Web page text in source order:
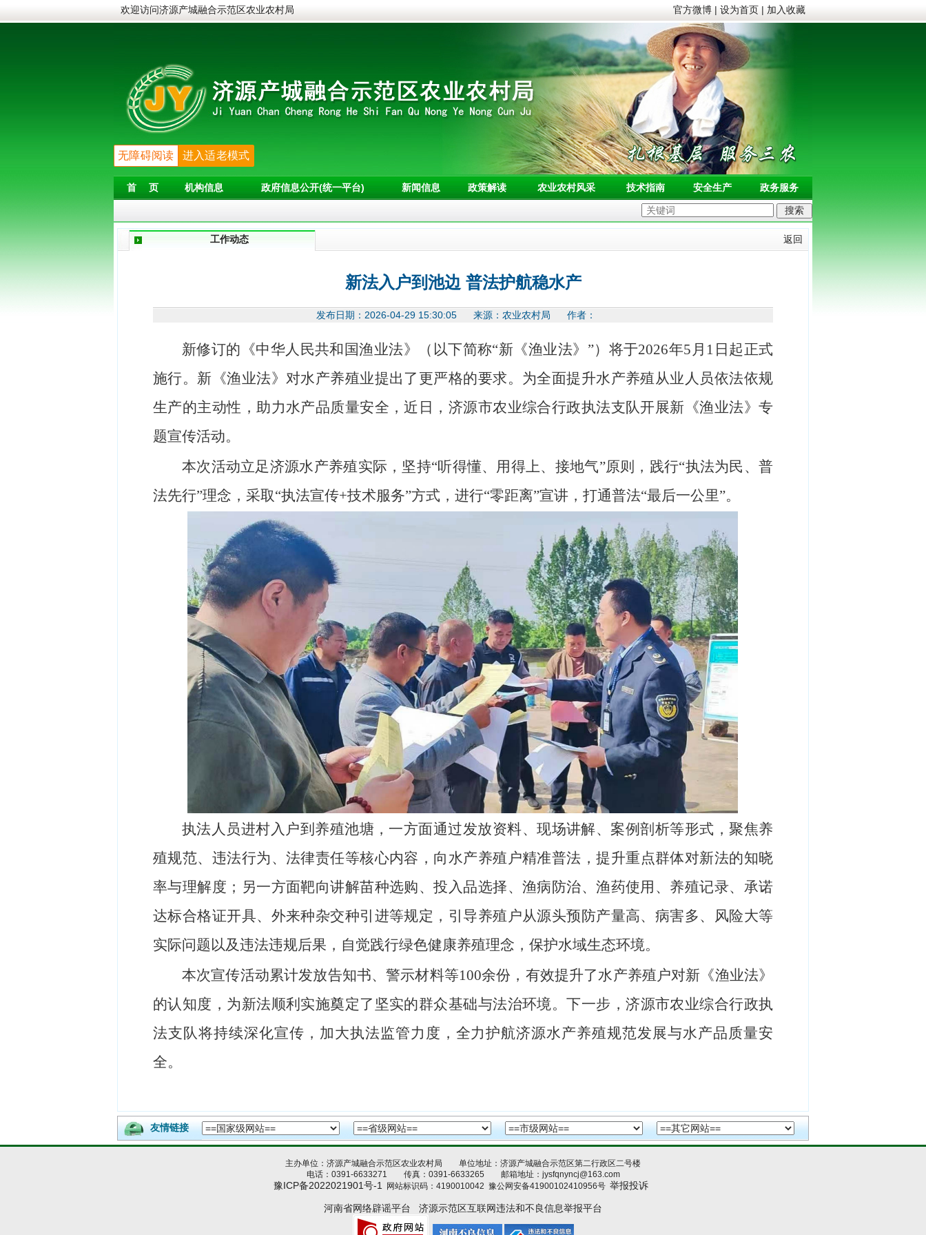
欢迎访问济源产城融合示范区农业农村局 官方微博 | 设为首页 | 加入收藏
无障碍阅读 进入适老模式
首 页 机构信息 政府信息公开(统一平台) 新闻信息 政策解读 农业农村风采 技术指南 安全生产 政务服务
工作动态 返回
新法入户到池边 普法护航稳水产
发布日期：2026-04-29 15:30:05 来源：农业农村局 作者：
新修订的《中华人民共和国渔业法》（以下简称“新《渔业法》”）将于2026年5月1日起正式
施行。新《渔业法》对水产养殖业提出了更严格的要求。为全面提升水产养殖从业人员依法依规
生产的主动性，助力水产品质量安全，近日，济源市农业综合行政执法支队开展新《渔业法》专
题宣传活动。
本次活动立足济源水产养殖实际，坚持“听得懂、用得上、接地气”原则， 践行“执法为民、普
法先行”理念，采取“执法宣传+技术服务”方式， 进行“零距离”宣讲 ，打通普法“最后一公里”。
执法人员进村入户到养殖池塘， 一方面通过发放资料、现场讲解、案例剖析等形式， 聚焦养
殖规范、违法行为、法律责任等核心内容，向水产养殖户精准普法 ，提升重点群体对新法的知晓
率与理解度 ； 另一方面靶向讲解苗种选购、投入品选择、渔病防治、渔药使用、养殖记录、承诺
达标合格证开具、外来种杂交种引进等规定， 引导养殖户从源头预防产量高、病害多、风险大等
实际问题以及违法违规后果， 自觉践行绿色健康养殖理念，保护水域生态环境。
本次宣传活动累计发放告知书、警示材料等100余份 ，有效提升了水产养殖户对新《渔业法》
的认知度，为新法顺利实施奠定了坚实的群众基础与法治环境。下一步，济源市农业综合行政执
法支队将持续深化宣传，加大执法监管力度，全力护航济源水产养殖规范发展与水产品质量安
全。
友情链接
主办单位：济源产城融合示范区农业农村局 单位地址：济源产城融合示范区第二行政区二号楼
电话：0391-6633271 传真：0391-6633265 邮箱地址：jysfqnyncj@163.com
豫ICP备2022021901号-1 网站标识码：4190010042 豫公网安备41900102410956号 举报投诉
河南省网络辟谣平台 济源示范区互联网违法和不良信息举报平台